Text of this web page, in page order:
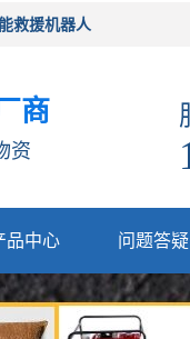
救援机器人
商
资
品中心 问题答疑